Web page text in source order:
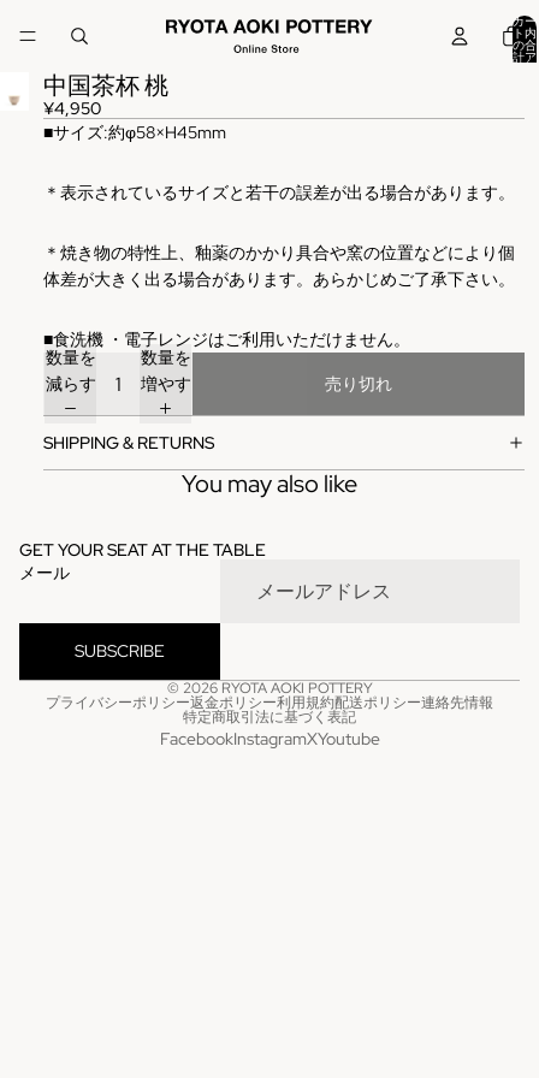
カー
ト内
の合
計ア
中国茶杯 桃
¥4,950
■サイズ:約φ58×H45mm
＊表示されているサイズと若干の誤差が出る場合があります。
＊焼き物の特性上、釉薬のかかり具合や窯の位置などにより個
体差が大きく出る場合があります。あらかじめご了承下さい。
■食洗機 ・電子レンジはご利用いただけません。
数量を
減らす
数量を
増やす
売り切れ
SHIPPING & RETURNS
You may also like
GET YOUR SEAT AT THE TABLE
メール
SUBSCRIBE
© 2026 RYOTA AOKI POTTERY
プライバシーポリシー返金ポリシー利用規約配送ポリシー連絡先情報
特定商取引法に基づく表記
FacebookInstagramXYoutube